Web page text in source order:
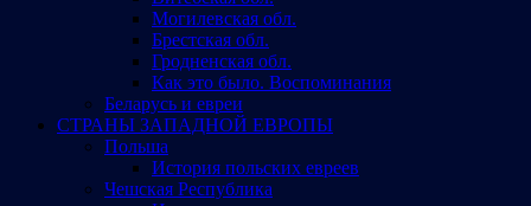
Могилевская обл.
Брестская обл.
Гродненская обл.
Как это было. Воспоминания
Беларусь и евреи
СТРАНЫ ЗАПАДНОЙ ЕВРОПЫ
Польша
История польских евреев
Чешская Республика